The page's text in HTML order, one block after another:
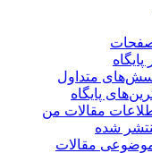
متداول
پایگاه
مقالات من
شده
مقالات